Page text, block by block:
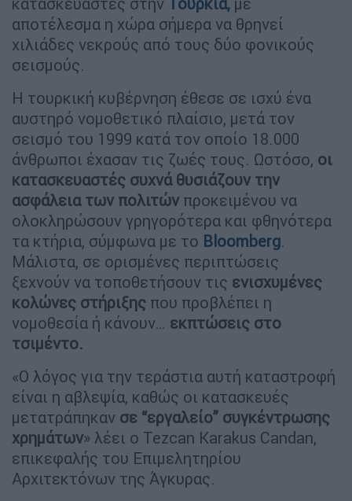
αποτέλεσμα η χώρα σήμερα να θρηνεί
χιλιάδες νεκρούς από τους δύο φονικούς
σεισμούς.
Η τουρκική κυβέρνηση έθεσε σε ισχύ ένα
αυστηρό νομοθετικό πλαίσιο, μετά τον
σεισμό του 1999 κατά τον οποίο 18.000
άνθρωποι έχασαν τις ζωές τους. Ωστόσο, οι
κατασκευαστές συχνά θυσιάζουν την
ασφάλεια των πολιτών προκειμένου να
ολοκληρώσουν γρηγορότερα και φθηνότερα
τα κτήρια, σύμφωνα με το Bloomberg.
Μάλιστα, σε ορισμένες περιπτώσεις
ξεχνούν να τοποθετήσουν τις ενισχυμένες
κολώνες στήριξης που προβλέπει η
νομοθεσία ή κάνουν… εκπτώσεις στο
τσιμέντο.
«Ο λόγος για την τεράστια αυτή καταστροφή
είναι η αβλεψία, καθώς οι κατασκευές
μετατράπηκαν σε “εργαλείο” συγκέντρωσης
χρημάτων» λέει ο Tezcan Karakus Candan,
επικεφαλής του Επιμελητηρίου
Αρχιτεκτόνων της Άγκυρας.